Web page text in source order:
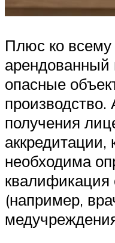
Плюс ко всему
арендованный
опасные
получения
аккредитации,
необходима
квалификация
(например,